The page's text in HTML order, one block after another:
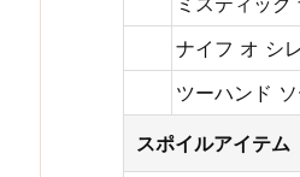
ナイフ オ シ
ツーハンド
スポイルアイテム